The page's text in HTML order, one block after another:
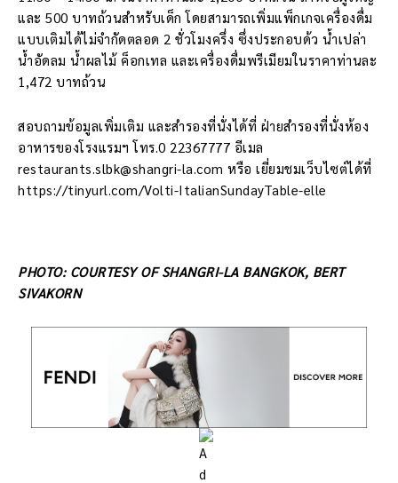
และ 500 บาทถ้วนสำหรับเด็ก โดยสามารถเพิ่มแพ็กเกจเครื่องดื่ม
แบบเติมได้ไม่จำกัดตลอด 2 ชั่วโมงครึ่ง ซึ่งประกอบด้ว น้ำเปล่า
น้ำอัดลม น้ำผลไม้ ค็อกเทล และเครื่องดื่มพรีเมียมในราคาท่านละ
1,472 บาทถ้วน
สอบถามข้อมูลเพิ่มเติม และสำรองที่นั่งได้ที่ ฝ่ายสำรองที่นั่งห้อง
อาหารของโรงแรมฯ โทร.0 22367777 อีเมล
restaurants.slbk@shangri-la.com หรือ เยี่ยมชมเว็บไซต์ได้ที่
https://tinyurl.com/Volti-ItalianSundayTable-elle
PHOTO: COURTESY OF SHANGRI-LA BANGKOK, BERT
SIVAKORN